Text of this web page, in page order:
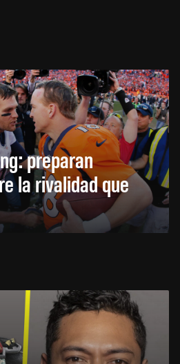
preparan
la rivalidad que